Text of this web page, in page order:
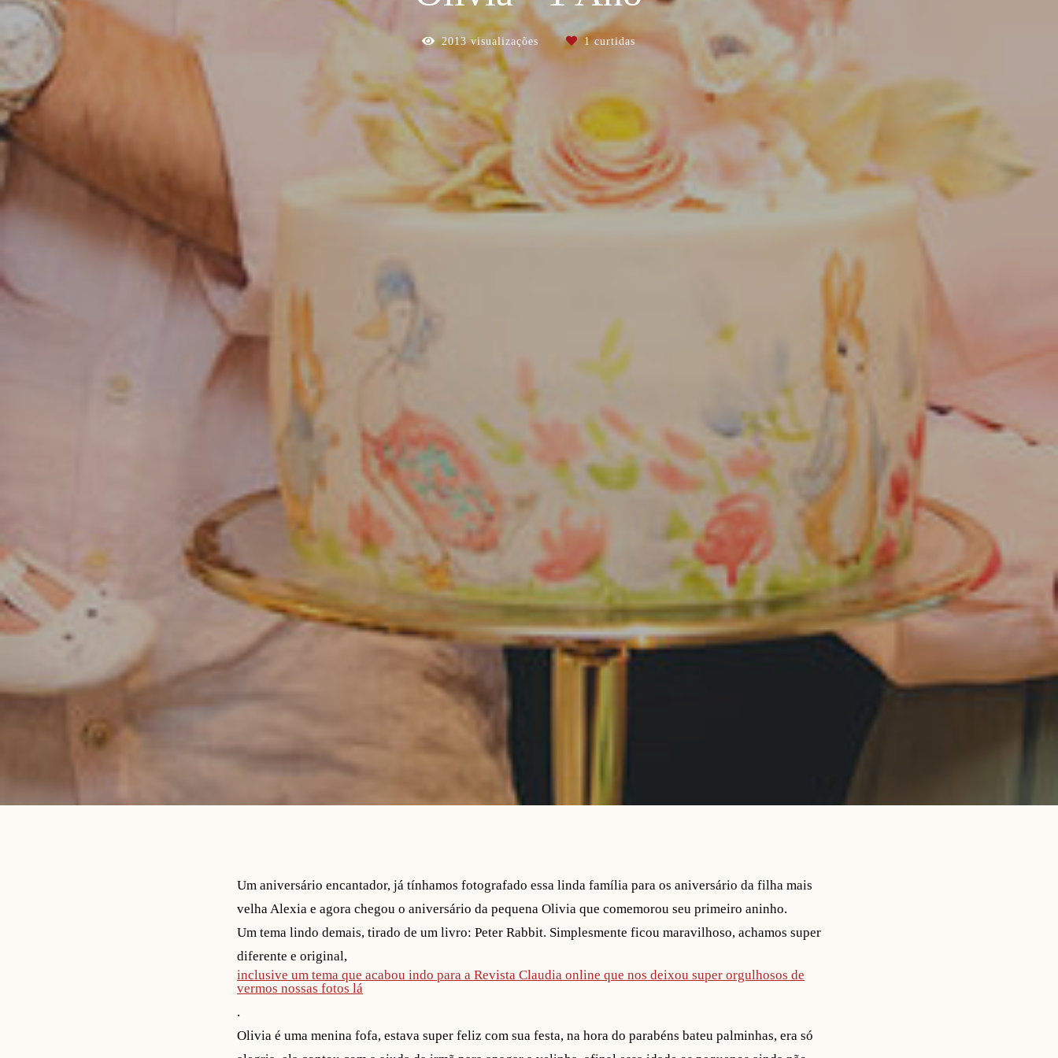
2013visualizações 1curtidas
Um aniversário encantador, já tínhamos fotografado essa linda família para os aniversário da filha mais
velha Alexia e agora chegou o aniversário da pequena Olivia que comemorou seu primeiro aninho.
Um tema lindo demais, tirado de um livro: Peter Rabbit. Simplesmente ficou maravilhoso, achamos super
diferente e original,
inclusive um tema que acabou indo para a Revista Claudia online que nos deixou super orgulhosos de
vermos nossas fotos lá
.
Olivia é uma menina fofa, estava super feliz com sua festa, na hora do parabéns bateu palminhas, era só